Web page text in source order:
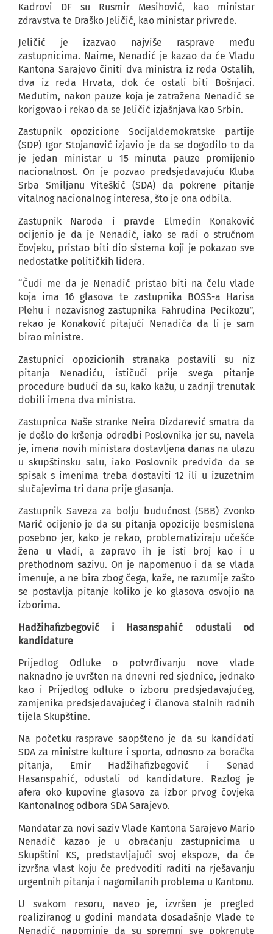
Kadrovi DF su Rusmir Mesihović, kao ministar
zdravstva te Draško Jeličić, kao ministar privrede.
Jeličić je izazvao najviše rasprave među
zastupnicima. Naime, Nenadić je kazao da će Vladu
Kantona Sarajevo činiti dva ministra iz reda Ostalih,
dva iz reda Hrvata, dok će ostali biti Bošnjaci.
Međutim, nakon pauze koja je zatražena Nenadić se
korigovao i rekao da se Jeličić izjašnjava kao Srbin.
Zastupnik opozicione Socijaldemokratske partije
(SDP) Igor Stojanović izjavio je da se dogodilo to da
je jedan ministar u 15 minuta pauze promijenio
nacionalnost. On je pozvao predsjedavajuću Kluba
Srba Smiljanu Viteškić (SDA) da pokrene pitanje
vitalnog nacionalnog interesa, što je ona odbila.
Zastupnik Naroda i pravde Elmedin Konaković
ocijenio je da je Nenadić, iako se radi o stručnom
čovjeku, pristao biti dio sistema koji je pokazao sve
nedostatke političkih lidera.
“Čudi me da je Nenadić pristao biti na čelu vlade
koja ima 16 glasova te zastupnika BOSS-a Harisa
Plehu i nezavisnog zastupnika Fahrudina Pecikozu”,
rekao je Konaković pitajući Nenadića da li je sam
birao ministre.
Zastupnici opozicionih stranaka postavili su niz
pitanja Nenadiću, ističući prije svega pitanje
procedure budući da su, kako kažu, u zadnji trenutak
dobili imena dva ministra.
Zastupnica Naše stranke Neira Dizdarević smatra da
je došlo do kršenja odredbi Poslovnika jer su, navela
je, imena novih ministara dostavljena danas na ulazu
u skupštinsku salu, iako Poslovnik predviđa da se
spisak s imenima treba dostaviti 12 ili u izuzetnim
slučajevima tri dana prije glasanja.
Zastupnik Saveza za bolju budućnost (SBB) Zvonko
Marić ocijenio je da su pitanja opozicije besmislena
posebno jer, kako je rekao, problematiziraju učešće
žena u vladi, a zapravo ih je isti broj kao i u
prethodnom sazivu. On je napomenuo i da se vlada
imenuje, a ne bira zbog čega, kaže, ne razumije zašto
se postavlja pitanje koliko je ko glasova osvojio na
izborima.
Hadžihafizbegović i Hasanspahić odustali od
kandidature
Prijedlog Odluke o potvrđivanju nove vlade
naknadno je uvršten na dnevni red sjednice, jednako
kao i Prijedlog odluke o izboru predsjedavajućeg,
zamjenika predsjedavajućeg i članova stalnih radnih
tijela Skupštine.
Na početku rasprave saopšteno je da su kandidati
SDA za ministre kulture i sporta, odnosno za boračka
pitanja, Emir Hadžihafizbegović i Senad
Hasanspahić, odustali od kandidature. Razlog je
afera oko kupovine glasova za izbor prvog čovjeka
Kantonalnog odbora SDA Sarajevo.
Mandatar za novi saziv Vlade Kantona Sarajevo Mario
Nenadić kazao je u obraćanju zastupnicima u
Skupštini KS, predstavljajući svoj ekspoze, da će
izvršna vlast koju će predvoditi raditi na rješavanju
urgentnih pitanja i nagomilanih problema u Kantonu.
U svakom resoru, naveo je, izvršen je pregled
realiziranog u godini mandata dosadašnje Vlade te
Nenadić napominje da su spremni sve pokrenute